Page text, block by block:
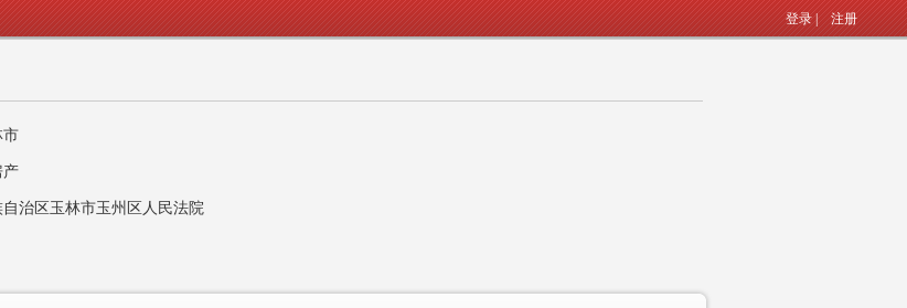
登录| 注册
市
产
治区玉林市玉州区人民法院